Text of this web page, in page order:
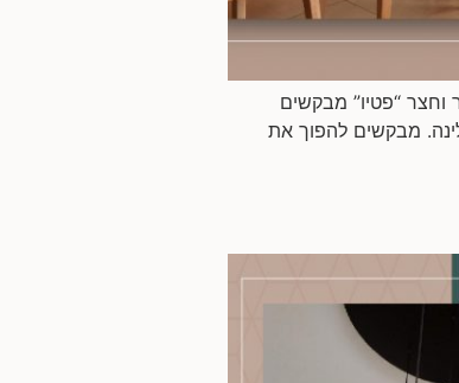
המשפחה: זוג שמארח את 4 הילדים ובני משפחותיהם כל סופ”ש. שטח הדירה: כ- 250 מ”ר וחצר “פטיו” מבקשים
מבקשים להפוך את